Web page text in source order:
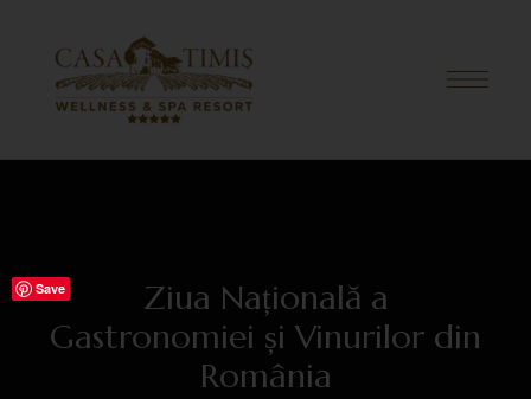
Ziua Națională a
Gastronomiei și Vinurilor din
România
Save